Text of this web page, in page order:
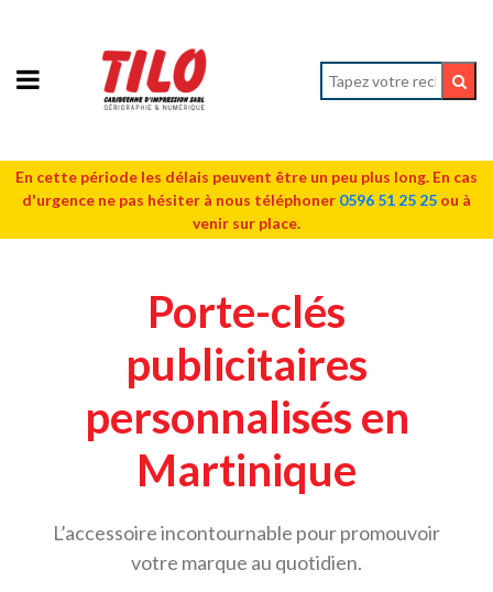
En cette période les délais peuvent être un peu plus long. En cas
d'urgence ne pas hésiter à nous téléphoner 0596 51 25 25 ou à
venir sur place.
Porte-clés
publicitaires
personnalisés en
Martinique
L’accessoire incontournable pour promouvoir
votre marque au quotidien.